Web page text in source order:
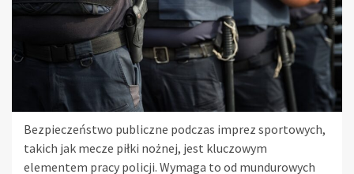
Bezpieczeństwo publiczne podczas imprez sportowych,
takich jak mecze piłki nożnej, jest kluczowym
elementem pracy policji. Wymaga to od mundurowych